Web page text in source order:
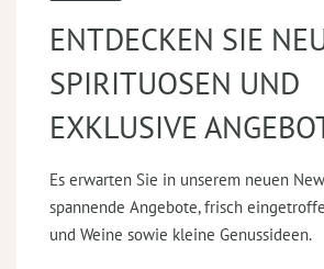
ENTDECKEN SIE
SPIRITUOSEN UND
EXKLUSIVE
Es erwarten Sie in unserem neuen
spannende Angebote, frisch
und Weine sowie kleine Genussideen.